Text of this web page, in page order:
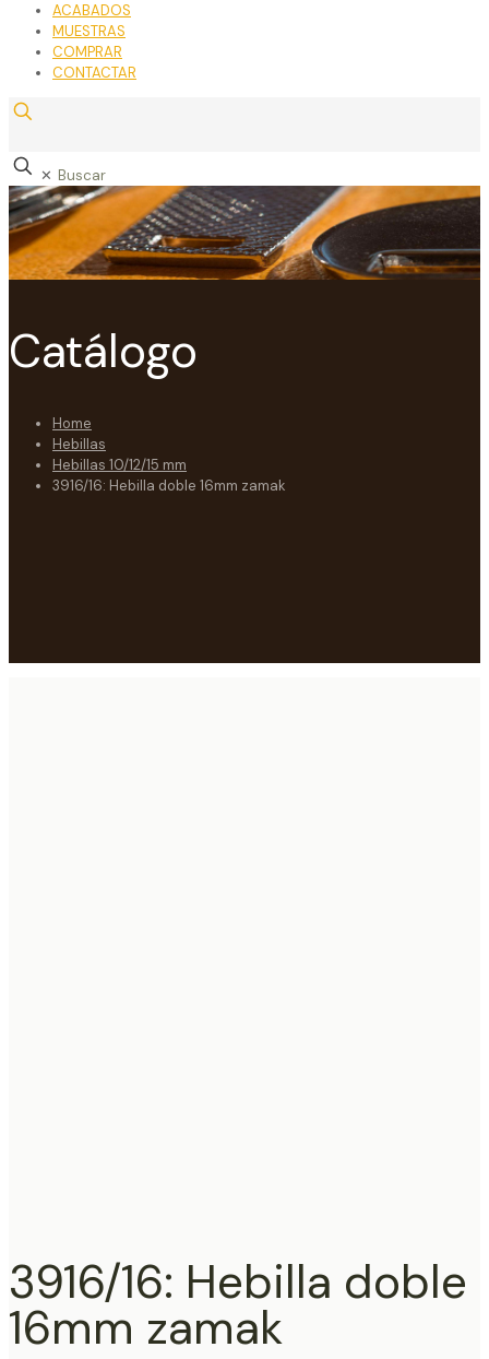
ACABADOS
MUESTRAS
COMPRAR
CONTACTAR
✕
Catálogo
Home
Hebillas
Hebillas 10/12/15 mm
3916/16: Hebilla doble 16mm zamak
3916/16: Hebilla doble
16mm zamak